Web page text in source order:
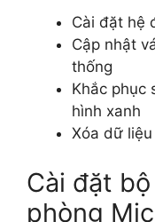
Cài đặt hệ
Cập nhật
thống
Khắc phục
hình xanh
Xóa dữ
Cài đặt
phòng